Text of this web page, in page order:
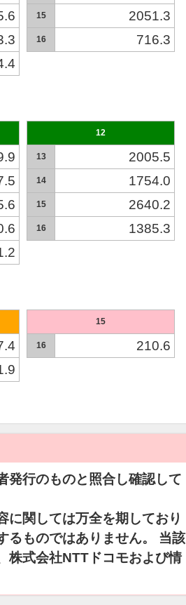
15 2051.3
16 716.3
12
13 2005.5
14 1754.0
15 2640.2
16 1385.3
15
16 210.6
発行のものと照合し確認して
に関しては万全を期しており
るものではありません。 当該
株式会社NTTドコモおよび情